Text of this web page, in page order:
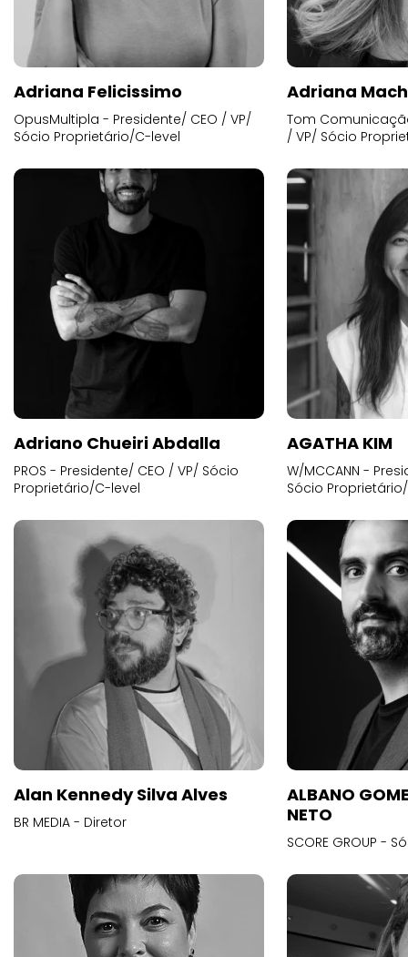
Adriana Felicissimo
OpusMultipla - Presidente/ CEO / VP/
Sócio Proprietário/C-level
Adriana
Tom
/ VP/ Sócio
Adriano Chueiri Abdalla
PROS - Presidente/ CEO / VP/ Sócio
Proprietário/C-level
AGATHA KIM
W/MCCANN -
Sócio
Alan Kennedy Silva Alves
BR MEDIA - Diretor
ALBANO
NETO
SCORE GROUP -